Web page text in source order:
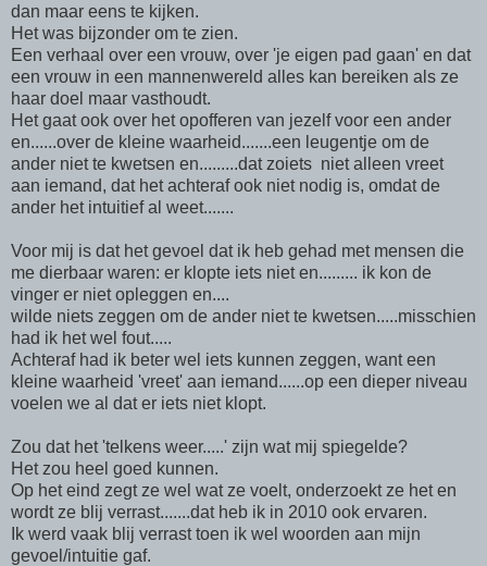
dan maar eens te kijken.
Het was bijzonder om te zien.
Een verhaal over een vrouw, over 'je eigen pad gaan' en dat
een vrouw in een mannenwereld alles kan bereiken als ze
haar doel maar vasthoudt.
Het gaat ook over het opofferen van jezelf voor een ander
en......over de kleine waarheid.......een leugentje om de
ander niet te kwetsen en.........dat zoiets niet alleen vreet
aan iemand, dat het achteraf ook niet nodig is, omdat de
ander het intuitief al weet.......
Voor mij is dat het gevoel dat ik heb gehad met mensen die
me dierbaar waren: er klopte iets niet en......... ik kon de
vinger er niet opleggen en....
wilde niets zeggen om de ander niet te kwetsen.....misschien
had ik het wel fout.....
Achteraf had ik beter wel iets kunnen zeggen, want een
kleine waarheid 'vreet' aan iemand......op een dieper niveau
voelen we al dat er iets niet klopt.
Zou dat het 'telkens weer.....' zijn wat mij spiegelde?
Het zou heel goed kunnen.
Op het eind zegt ze wel wat ze voelt, onderzoekt ze het en
wordt ze blij verrast.......dat heb ik in 2010 ook ervaren.
Ik werd vaak blij verrast toen ik wel woorden aan mijn
gevoel/intuitie gaf.